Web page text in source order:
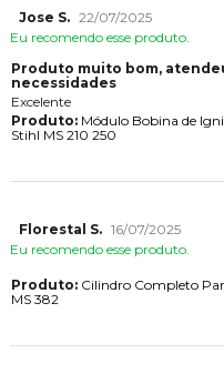
Jose S. 22/07/2025
Eu recomendo esse produto.
Produto muito bom,
necessidades
Excelente
Produto:Módulo Bobina de
Stihl MS 210 250
Florestal S. 16/07/2025
Eu recomendo esse produto.
Produto:Cilindro Completo
MS 382